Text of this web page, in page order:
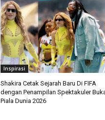
Inspirasi
Shakira Cetak Sejarah Baru Di FIFA
dengan Penampilan Spektakuler
Piala Dunia 2026